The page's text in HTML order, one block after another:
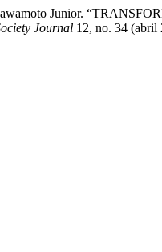
Junior.
Journal 12, no. 34 (abril